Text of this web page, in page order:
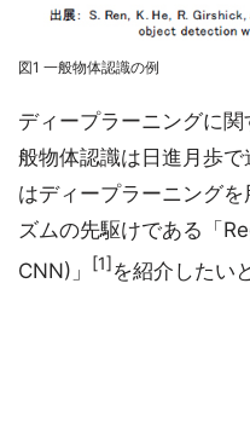
図1 一般物体認識の例
ディープラーニングに
般物体認識は日進月歩
はディープラーニング
ズムの先駆けである「
CNN)」
[1]を紹介したい